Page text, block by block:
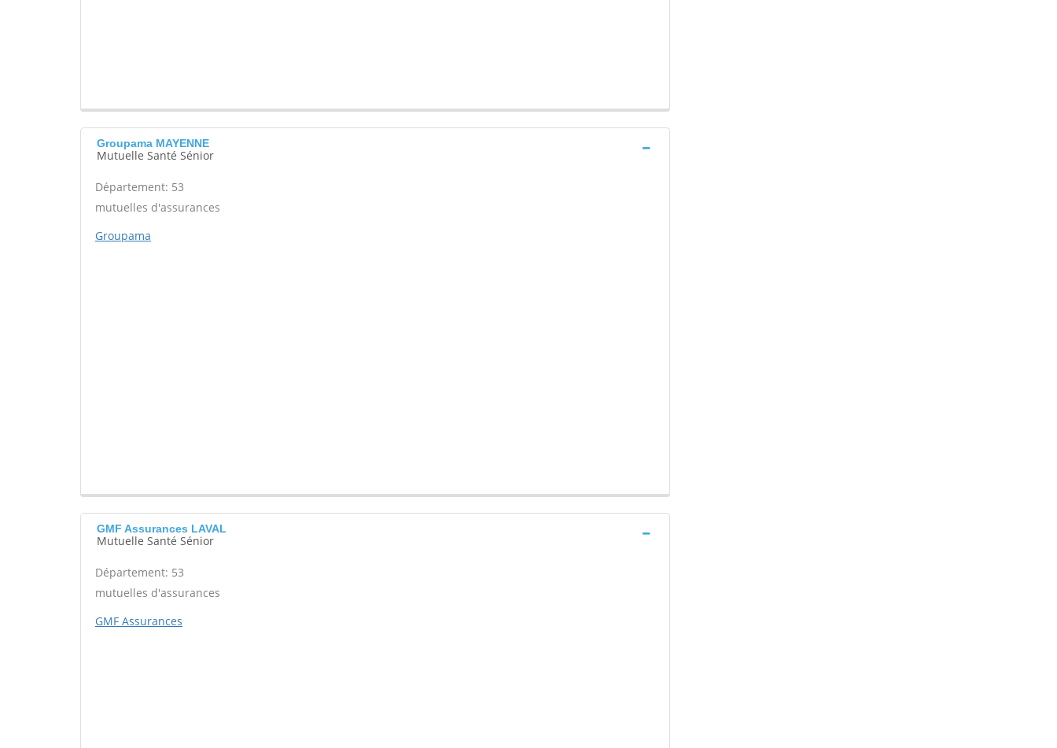
Groupama MAYENNE
Mutuelle Santé Sénior
Département: 53
mutuelles d'assurances
Groupama
GMF Assurances LAVAL
Mutuelle Santé Sénior
Département: 53
mutuelles d'assurances
GMF Assurances